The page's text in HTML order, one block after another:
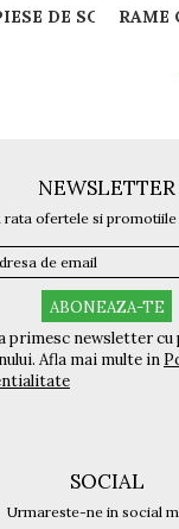
RAME
NEWSLETTER
rata ofertele si
primesc newsletter
Afla mai multe in
SOCIAL
Urmareste-ne in social